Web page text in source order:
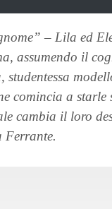
– Lila ed
assumendo il
studentessa
comincia a starle
cambia il loro
Ferrante.